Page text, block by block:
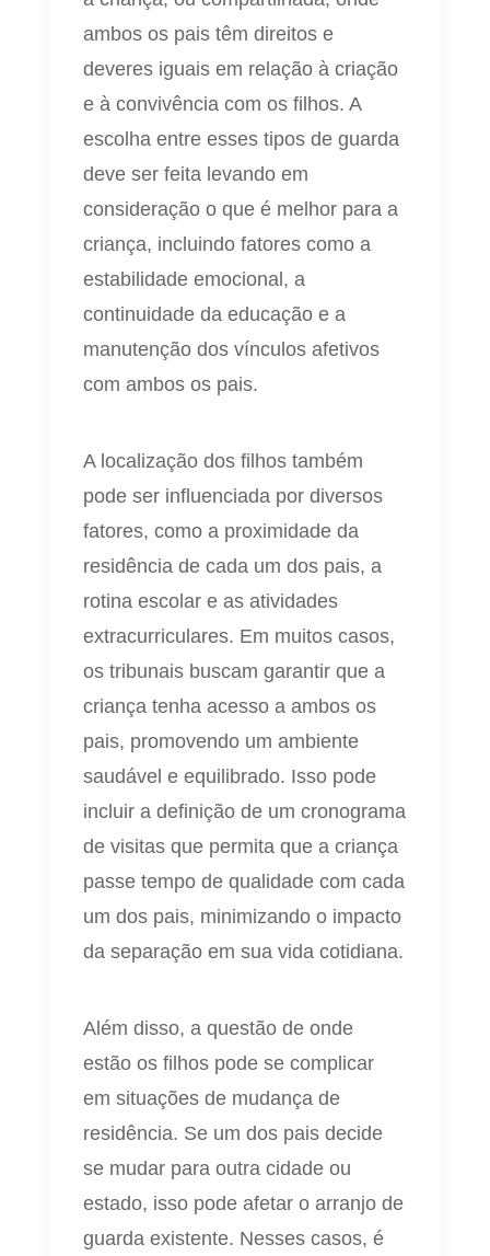
ambos os pais têm direitos e
deveres iguais em relação à criação
e à convivência com os filhos. A
escolha entre esses tipos de guarda
deve ser feita levando em
consideração o que é melhor para a
criança, incluindo fatores como a
estabilidade emocional, a
continuidade da educação e a
manutenção dos vínculos afetivos
com ambos os pais.
A localização dos filhos também
pode ser influenciada por diversos
fatores, como a proximidade da
residência de cada um dos pais, a
rotina escolar e as atividades
extracurriculares. Em muitos casos,
os tribunais buscam garantir que a
criança tenha acesso a ambos os
pais, promovendo um ambiente
saudável e equilibrado. Isso pode
incluir a definição de um cronograma
de visitas que permita que a criança
passe tempo de qualidade com cada
um dos pais, minimizando o impacto
da separação em sua vida cotidiana.
Além disso, a questão de onde
estão os filhos pode se complicar
em situações de mudança de
residência. Se um dos pais decide
se mudar para outra cidade ou
estado, isso pode afetar o arranjo de
guarda existente. Nesses casos, é